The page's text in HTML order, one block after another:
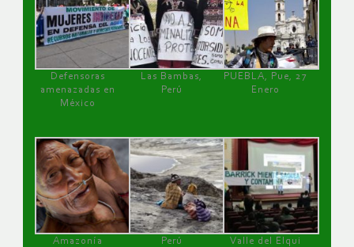
Defensoras
amenazadas en
México
Las Bambas,
Perú
PUEBLA, Pue, 27
Enero
Amazonía
Perú
Valle del Elqui